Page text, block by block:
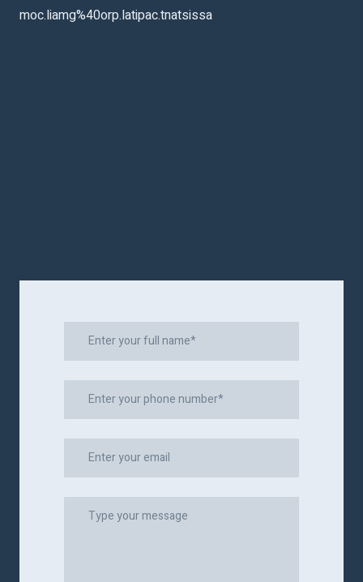
moc.liamg%40orp.latipac.tnatsissa